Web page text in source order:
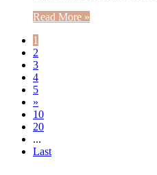
Read More »
1
2
3
4
5
»
10
20
...
Last